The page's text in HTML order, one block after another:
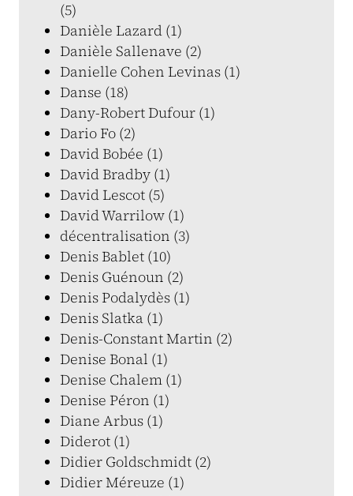
(5)
Danièle Lazard (1)
Danièle Sallenave (2)
Danielle Cohen Levinas (1)
Danse (18)
Dany-Robert Dufour (1)
Dario Fo (2)
David Bobée (1)
David Bradby (1)
David Lescot (5)
David Warrilow (1)
décentralisation (3)
Denis Bablet (10)
Denis Guénoun (2)
Denis Podalydès (1)
Denis Slatka (1)
Denis-Constant Martin (2)
Denise Bonal (1)
Denise Chalem (1)
Denise Péron (1)
Diane Arbus (1)
Diderot (1)
Didier Goldschmidt (2)
Didier Méreuze (1)